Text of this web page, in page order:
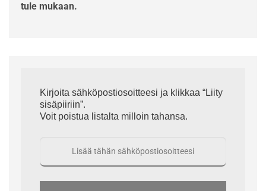
tule mukaan.
Kirjoita sähköpostiosoitteesi ja klikkaa “Liity
sisäpiiriin”.
Voit poistua listalta milloin tahansa.